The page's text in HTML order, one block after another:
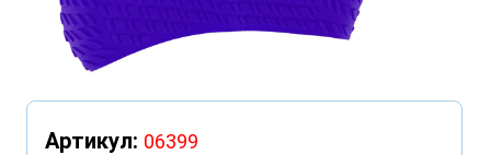
Артикул: 06399